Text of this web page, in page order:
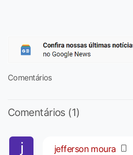
Comentários
Comentários (1)
jefferson moura